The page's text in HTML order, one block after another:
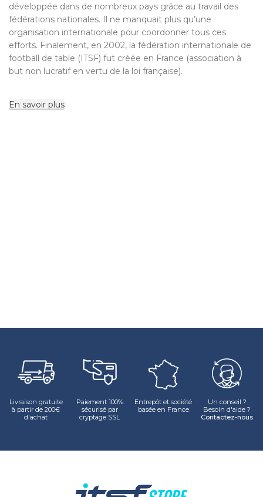
développée dans de nombreux pays grâce au travail des
fédérations nationales. Il ne manquait plus qu’une
organisation internationale pour coordonner tous ces
efforts. Finalement, en 2002, la fédération internationale de
football de table (ITSF) fut créée en France (association à
but non lucratif en vertu de la loi française).
En savoir plus
Livraison gratuite
à partir de 200€
d'achat
Paiement 100%
sécurisé par
cryptage SSL
Entrepôt et société
basée en France
Un conseil ?
Besoin d'aide ?
Contactez-nous